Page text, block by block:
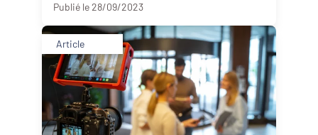
Publié le 28/09/2023
Article